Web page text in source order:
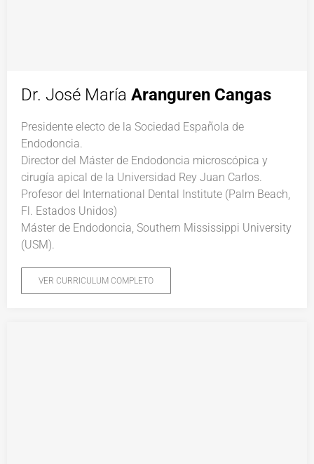
Dr. José María Aranguren Cangas
Presidente electo de la Sociedad Española de
Endodoncia.
Director del Máster de Endodoncia microscópica y
cirugía apical de la Universidad Rey Juan Carlos.
Profesor del International Dental Institute (Palm Beach,
Fl. Estados Unidos)
Máster de Endodoncia, Southern Mississippi University
(USM).
VER CURRICULUM COMPLETO